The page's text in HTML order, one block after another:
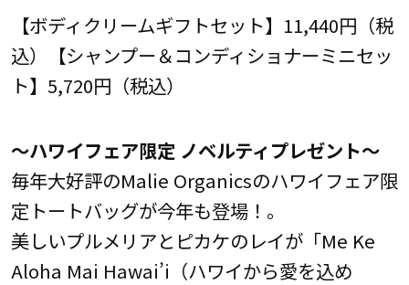
【ボディクリームギフトセット】11,440円（税
込）【シャンプー＆コンディショナーミニセッ
ト】5,720円（税込）
～ハワイフェア限定 ノベルティプレゼント～
毎年大好評のMalie Organicsのハワイフェア限
定トートバッグが今年も登場！。
美しいプルメリアとピカケのレイが「Me Ke
Aloha Mai Hawai’i（ハワイから愛を込め